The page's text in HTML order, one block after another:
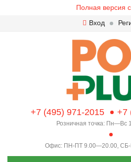
Полная версия
Вход
+7 (495) 971-2015 +7
Розничная точка: Пн—Вс
Офис: ПН-ПТ 9.00—20.00,